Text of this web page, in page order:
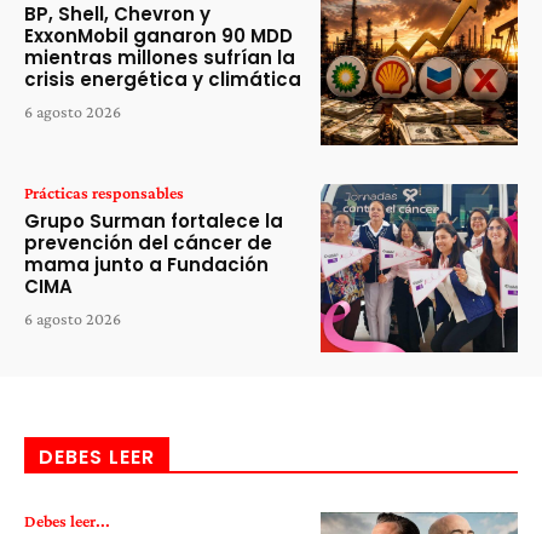
BP, Shell, Chevron y
ExxonMobil ganaron 90 MDD
mientras millones sufrían la
crisis energética y climática
6 agosto 2026
Prácticas responsables
Grupo Surman fortalece la
prevención del cáncer de
mama junto a Fundación
CIMA
6 agosto 2026
DEBES LEER
Debes leer...